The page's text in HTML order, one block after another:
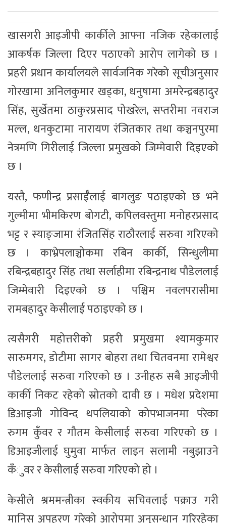
खासगरी आइजीपी कार्कीले आफ्ना नजिक रहेकालाई
आकर्षक जिल्ला दिएर पठाएको आरोप लागेको छ ।
प्रहरी प्रधान कार्यालयले सार्वजनिक गरेको सूचीअनुसार
गोरखामा अनिलकुमार खड्का, धनुषामा अमरेन्द्रबहादुर
सिंह, सुर्खेतमा ठाकुरप्रसाद पोखरेल, सप्तरीमा नवराज
मल्ल, धनकुटामा नारायण रंजितकार तथा कञ्चनपुरमा
नेत्रमणि गिरीलाई जिल्ला प्रमुखको जिम्मेवारी दिइएको
छ ।
यस्तै, फणीन्द्र प्रसाईँलाई बागलुङ पठाइएको छ भने
गुल्मीमा भीमकिरण बोगटी, कपिलवस्तुमा मनोहरप्रसाद
भट्ट र स्याङ्जामा रंजितसिंह राठौरलाई सरुवा गरिएको
छ । काभ्रेपलाञ्चोकमा रबिन कार्की, सिन्धुलीमा
रबिन्द्रबहादुर सिंह तथा सर्लाहीमा रबिन्द्रनाथ पौडेललाई
जिम्मेवारी दिइएको छ । पश्चिम नवलपरासीमा
रामबहादुर केसीलाई पठाइएको छ ।
त्यसैगरी महोत्तरीको प्रहरी प्रमुखमा श्यामकुमार
सारुमगर, डोटीमा सागर बोहरा तथा चितवनमा रामेश्वर
पौडेललाई सरुवा गरिएको छ । उनीहरु सबै आइजीपी
कार्की निकट रहेको स्रोतको दावी छ । मधेश प्रदेशमा
डिआइजी गोविन्द थपलियाको कोपभाजनमा परेका
रुगम कुँवर र गौतम केसीलाई सरुवा गरिएको छ ।
डिआइजीलाई घुमुवा मार्फत लाइन सलामी नबुझाउने
कँुवर र केसीलाई सरुवा गरिएको हो ।
केसीले श्रममन्त्रीका स्वकीय सचिवलाई पक्राउ गरी